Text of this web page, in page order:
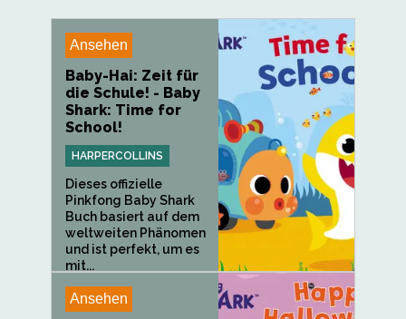
Ansehen
Baby-Hai: Zeit für
die Schule! - Baby
Shark: Time for
School!
HARPERCOLLINS
Dieses offizielle
Pinkfong Baby Shark
Buch basiert auf dem
weltweiten Phänomen
und ist perfekt, um es
mit...
Ansehen